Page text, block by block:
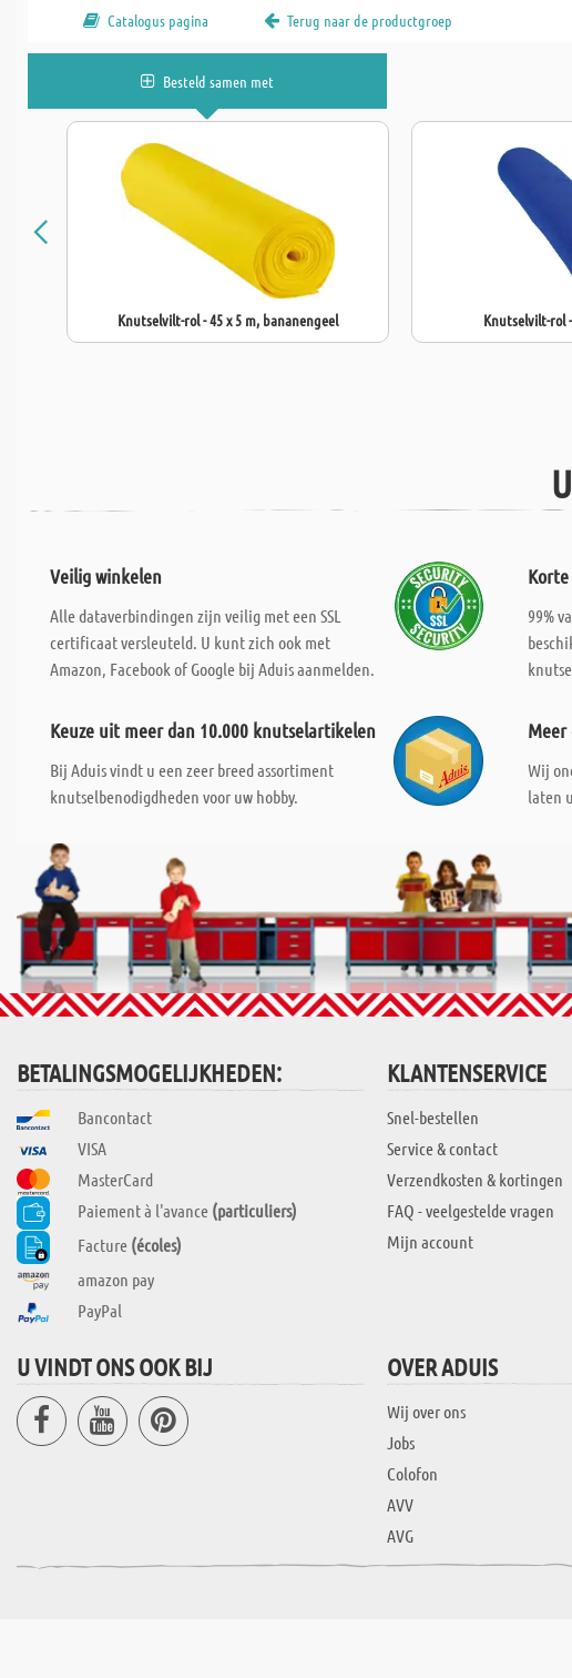
Catalogus pagina Terug naar de productgroep
Besteld samen met
Knutselvilt-rol - 45 x 5 m, bananengeel Knutselvilt-rol
Veilig winkelen
Alle dataverbindingen zijn veilig met een SSL
certificaat versleuteld. U kunt zich ook met
Amazon, Facebook of Google bij Aduis aanmelden.
99%
Keuze uit meer dan 10.000 knutselartikelen
Bij Aduis vindt u een zeer breed assortiment
knutselbenodigdheden voor uw hobby.
Meer
Wij
laten
BETALINGSMOGELIJKHEDEN:
Bancontact
VISA
MasterCard
Paiement à l'avance (particuliers)
Facture (écoles)
amazon pay
PayPal
KLANTENSERVICE
Snel-bestellen
Service & contact
Verzendkosten & kortingen
FAQ - veelgestelde vragen
Mijn account
U VINDT ONS OOK BIJ OVER ADUIS
Wij over ons
Jobs
Colofon
AVV
AVG